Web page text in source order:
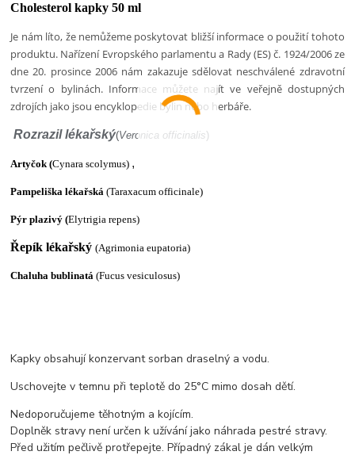
Cholesterol kapky 50 ml
Je nám líto, že nemůžeme poskytovat bližší informace o použití tohoto
produktu. Nařízení Evropského parlamentu a Rady (ES) č. 1924/2006 ze
dne 20. prosince 2006 nám zakazuje sdělovat neschválené zdravotní
tvrzení o bylinách. Informace můžete najít ve veřejně dostupných
zdrojích jako jsou encyklopedie bylin nebo herbáře.
Rozrazil lékařský(Veronica officinalis)
Artyčok (Cynara scolymus) ,
Pampeliška lékařská (Taraxacum officinale)
Pýr plazivý (Elytrigia repens)
Řepík lékařský(Agrimonia eupatoria)
Chaluha bublinatá(Fucus vesiculosus)
Kapky obsahují konzervant sorban draselný a vodu.
Uschovejte v temnu při teplotě do 25°C mimo dosah dětí.
Nedoporučujeme těhotným a kojícím.
Doplněk stravy není určen k užívání jako náhrada pestré stravy.
Před užitím pečlivě protřepejte. Případný zákal je dán velkým